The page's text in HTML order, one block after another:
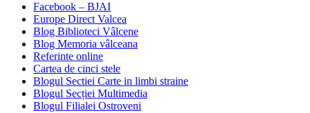
Facebook – BJAI
Europe Direct Valcea
Blog Biblioteci Vâlcene
Blog Memoria vâlceana
Referinte online
Cartea de cinci stele
Blogul Sectiei Carte in limbi straine
Blogul Secției Multimedia
Blogul Filialei Ostroveni